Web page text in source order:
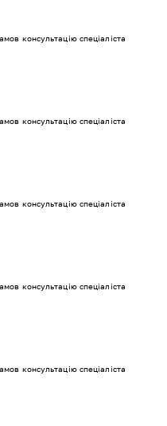
консультацію спеціаліста
консультацію спеціаліста
консультацію спеціаліста
консультацію спеціаліста
консультацію спеціаліста